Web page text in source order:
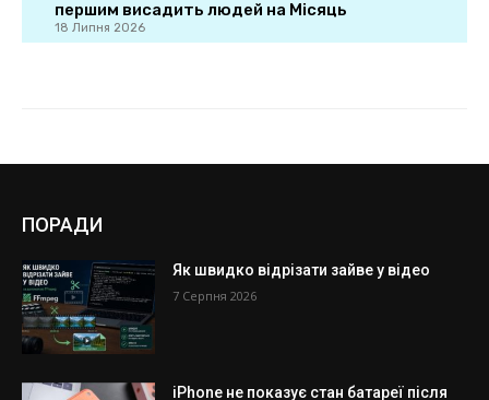
ПОРАДИ
Як швидко відрізати зайве у відео
7 Серпня 2026
iPhone не показує стан батареї після